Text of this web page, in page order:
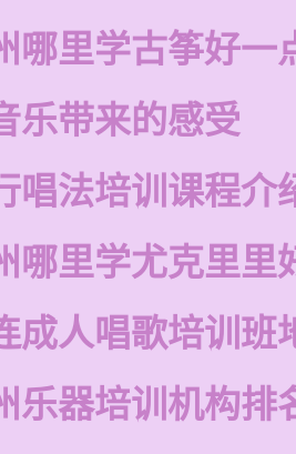
哪里学古筝好一
乐带来的感受
唱法培训课程介
哪里学尤克里里
成人唱歌培训班
乐器培训机构排